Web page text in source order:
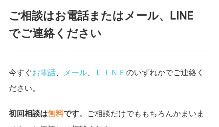
ご相談はお電話またはメール、LINE
でご連絡ください
今すぐお電話、 メール、 ＬＩＮＥ のいずれかでご連絡く
ださい。
初回相談は無料です。ご相談だけでももちろんかまいま